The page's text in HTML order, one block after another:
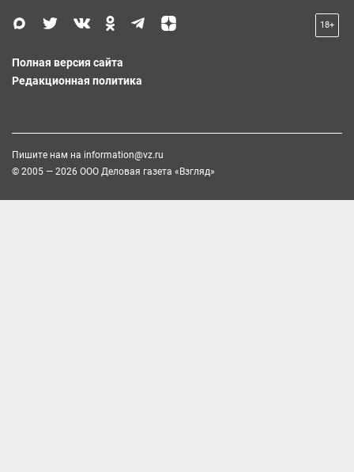
18+
Полная версия сайта
Редакционная политика
Пишите нам на information@vz.ru
© 2005 — 2026 ООО Деловая газета «Взгляд»